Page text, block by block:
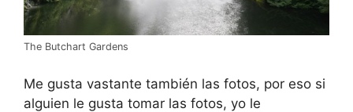
The Butchart Gardens
Me gusta vastante también las fotos, por eso si
alguien le gusta tomar las fotos, yo le